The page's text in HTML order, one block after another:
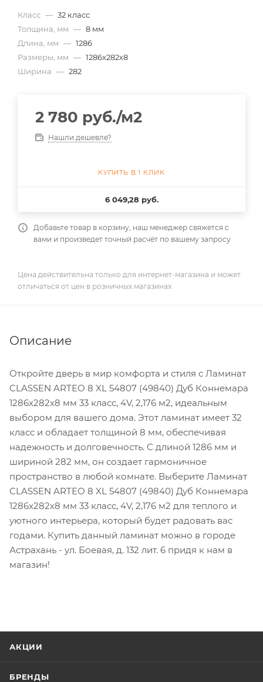
Класс — 32 класс
Толщина, мм — 8 мм
Длина, мм — 1286
Размеры, мм — 1286x282x8
Ширина — 282
2 780 руб./м2
Нашли дешевле?
КУПИТЬ В 1 КЛИК
6 049,28 руб.
Добавьте товар в корзину, наш менеджер свяжется с
вами и произведет точный расчёт по вашему запросу
Цена действительна только для интернет-магазина и может
отличаться от цен в розничных магазинах
Описание
Откройте дверь в мир комфорта и стиля с Ламинат
CLASSEN ARTEO 8 XL 54807 (49840) Дуб Коннемара
1286х282х8 мм 33 класс, 4V, 2,176 м2, идеальным
выбором для вашего дома. Этот ламинат имеет 32
класс и обладает толщиной 8 мм, обеспечивая
надежность и долговечность. С длиной 1286 мм и
шириной 282 мм, он создает гармоничное
пространство в любой комнате. Выберите Ламинат
CLASSEN ARTEO 8 XL 54807 (49840) Дуб Коннемара
1286х282х8 мм 33 класс, 4V, 2,176 м2 для теплого и
уютного интерьера, который будет радовать вас
годами. Купить данный ламинат можно в городе
Астрахань - ул. Боевая, д. 132 лит. 6 придя к нам в
магазин!
АКЦИИ
БРЕНДЫ